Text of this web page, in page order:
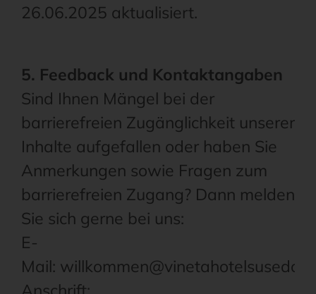
26.06.2025 aktualisiert.
5. Feedback und Kontaktangaben
Sind Ihnen Mängel bei der
barrierefreien Zugänglichkeit unserer
Inhalte aufgefallen oder haben Sie
Anmerkungen sowie Fragen zum
barrierefreien Zugang? Dann melden
Sie sich gerne bei uns:
E-
Mail: